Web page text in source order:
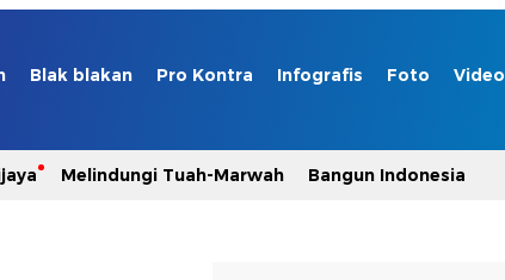
Blak blakan Pro Kontra Infografis Foto Video
Melindungi Tuah-Marwah Bangun Indonesia